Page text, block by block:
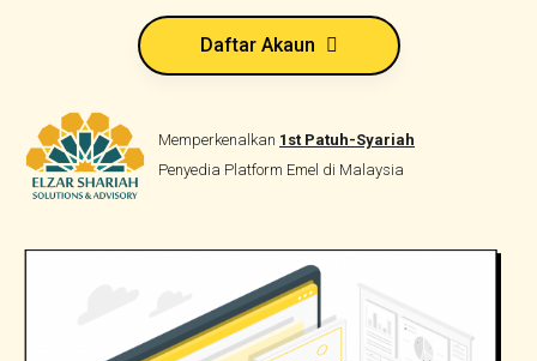
Daftar Akaun
Memperkenalkan 1st Patuh-Syariah
Penyedia Platform Emel di Malaysia